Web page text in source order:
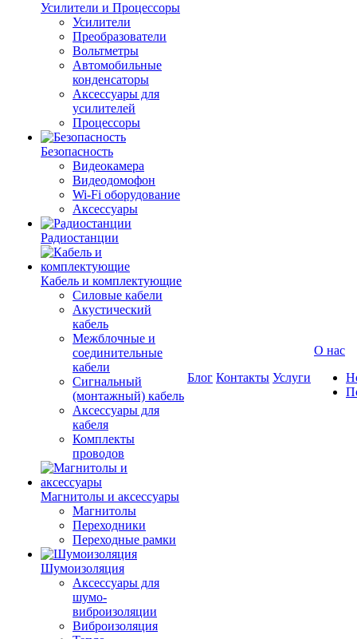
Усилители и Процессоры
Усилители
Преобразователи
Вольтметры
Автомобильные
конденсаторы
Аксессуары для
усилителей
Процессоры
Безопасность
Видеокамера
Видеодомофон
Wi-Fi оборудование
Аксессуары
Радиостанции
Кабель и комплектующие
Силовые кабели
Акустический
кабель
Межблочные и
соединительные
кабели
Сигнальный
(монтажный) кабель
Аксессуары для
кабеля
Комплекты
проводов
Магнитолы и аксессуары
Магнитолы
Переходники
Переходные рамки
Шумоизоляция
Аксессуары для
шумо-
виброизоляции
Виброизоляция
Блог Контакты Услуги
О нас